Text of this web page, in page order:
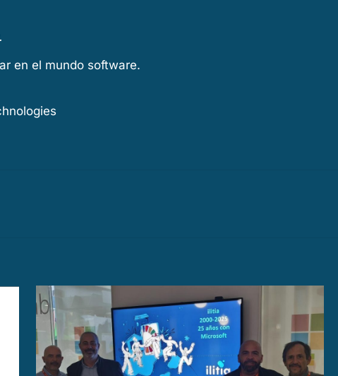
en el mundo software.